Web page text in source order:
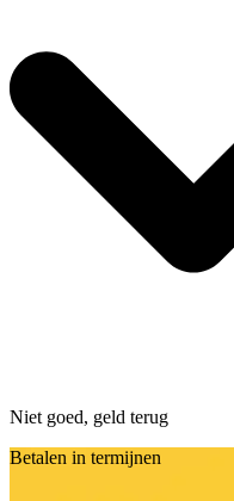
Niet goed, geld terug
Betalen in termijnen